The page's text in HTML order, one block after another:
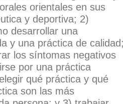
orientales en sus
y deportiva; 2)
desarrollar una
y una práctica de
los síntomas negativos
por una práctica
qué práctica y qué
son las más